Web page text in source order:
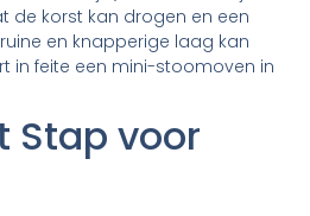
de korst kan drogen en een
en knapperige laag kan
in feite een mini-stoomoven in
Stap voor